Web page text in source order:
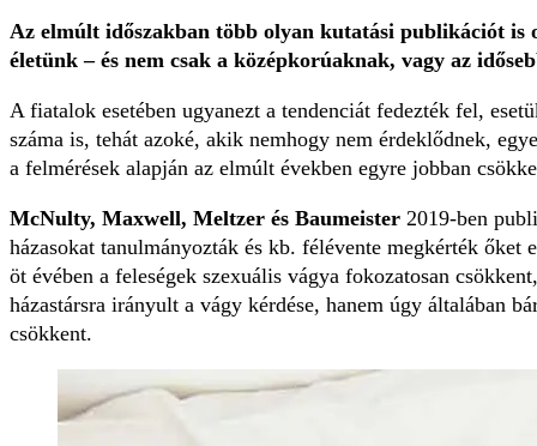
Az elmúlt időszakban több olyan kutatási publikációt is
életünk – és nem csak a középkorúaknak, vagy az
A fiatalok esetében ugyanezt a tendenciát fedezték fel,
száma is, tehát azoké, akik nemhogy nem érdeklődnek,
a felmérések alapján az elmúlt években egyre jobban
McNulty, Maxwell, Meltzer és Baumeister 2019-ben
házasokat tanulmányozták és kb. félévente megkérték
öt évében a feleségek szexuális vágya fokozatosan
házastársra irányult a vágy kérdése, hanem úgy általában
csökkent.